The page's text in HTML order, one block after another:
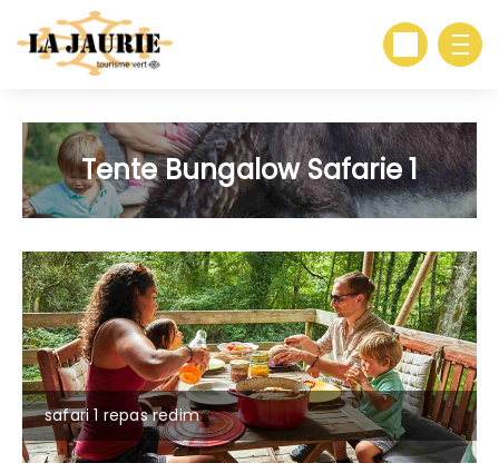
Tente Bungalow Safarie 1
safari 1 repas redim